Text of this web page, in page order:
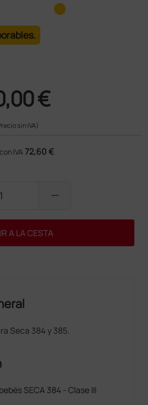
€
sin IVA)
IVA 72,60 €
remove
A LA CESTA
Seca 384 y 385.
SECA 384 - Clase III